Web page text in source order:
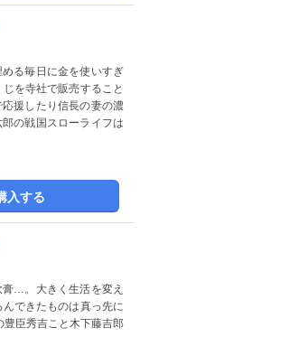
る毎日に金を使いすぎ
を寺社で販売すること
援したり信長の妻の濃
の戦国スローライフは
入する
…。大きく生活を変え
できたものは真っ先に
豊臣秀吉こと木下藤吉郎